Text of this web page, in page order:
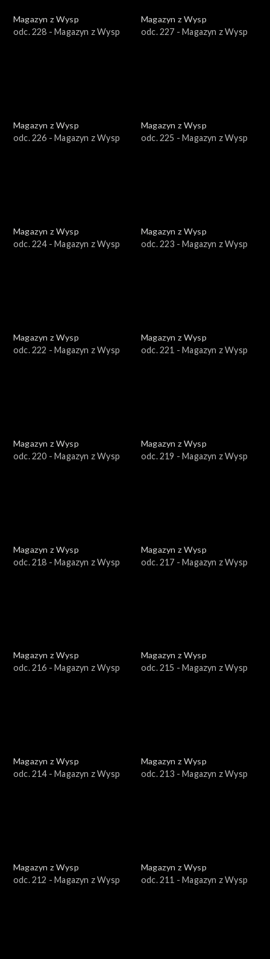
Magazyn z Wysp
odc. 228 - Magazyn z Wysp
Magazyn z Wysp
odc. 227 - Magazyn z Wysp
Magazyn z Wysp
odc. 226 - Magazyn z Wysp
Magazyn z Wysp
odc. 225 - Magazyn z Wysp
Magazyn z Wysp
odc. 224 - Magazyn z Wysp
Magazyn z Wysp
odc. 223 - Magazyn z Wysp
Magazyn z Wysp
odc. 222 - Magazyn z Wysp
Magazyn z Wysp
odc. 221 - Magazyn z Wysp
Magazyn z Wysp
odc. 220 - Magazyn z Wysp
Magazyn z Wysp
odc. 219 - Magazyn z Wysp
Magazyn z Wysp
odc. 218 - Magazyn z Wysp
Magazyn z Wysp
odc. 217 - Magazyn z Wysp
Magazyn z Wysp
odc. 216 - Magazyn z Wysp
Magazyn z Wysp
odc. 215 - Magazyn z Wysp
Magazyn z Wysp
odc. 214 - Magazyn z Wysp
Magazyn z Wysp
odc. 213 - Magazyn z Wysp
Magazyn z Wysp
odc. 212 - Magazyn z Wysp
Magazyn z Wysp
odc. 211 - Magazyn z Wysp